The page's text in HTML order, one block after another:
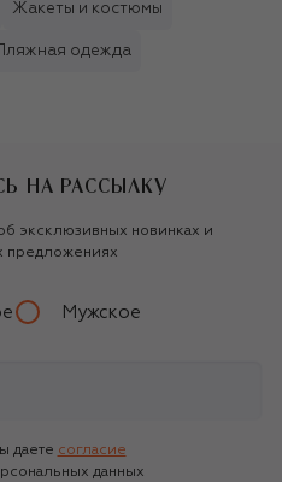
Жакеты и костюмы
Пляжная одежда
НА РАССЫЛКУ
эксклюзивных новинках и
предложениях
Мужское
даете согласие
данных